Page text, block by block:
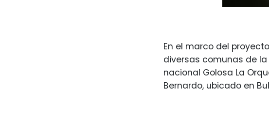
En el marco del
diversas comunas de la
nacional Golosa La
Bernardo, ubicado en